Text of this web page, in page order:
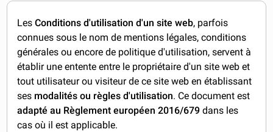
LesConditions d'utilisation d'un site web, parfois
connues sous le nom de mentions légales, conditions
générales ou encore de politique d'utilisation, servent à
établir une entente entre le propriétaire d'un site web et
tout utilisateur ou visiteur de ce site web en établissant
ses modalités ou règles d'utilisation. Ce document est
adapté au Règlement européen 2016/679 dans les
cas où il est applicable.